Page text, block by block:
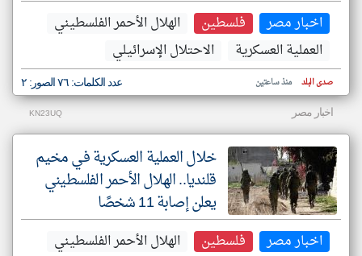
اخبار مصر فلسطين
الهلال الأحمر الفلسطيني
العملية العسكرية
الاحتلال الإسرائيلي
صدى البلد منذ ساعتين عدد الكلمات: ٧٦ الصور: ٢
اخبار مصر KN23UQ
خلال العملية العسكرية في مخيم
قلنديا.. الهلال الأحمر الفلسطيني
يعلن إصابة 11 شخصًا
اخبار مصر فلسطين
الهلال الأحمر الفلسطيني